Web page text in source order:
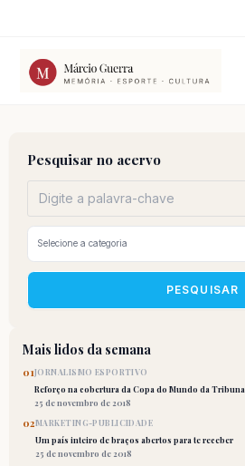
conteúdo
Pesquisar no acervo
PESQUISAR
Mais lidos da semana
01JORNALISMO ESPORTIVO
Reforço na cobertura da Copa do Mundo da Tribuna
25 de novembro de 2018
02MARKETING-PUBLICIDADE
Um país inteiro de braços abertos para te receber
25 de novembro de 2018